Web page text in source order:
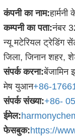
कंपनी का नाम:
कम्पनी का पता:नंबर
न्यू मटेरियल ट्रेडिंग
जिला, जिनान शहर,
संपर्क करना:बेंजामिन
मेष युआन+86-
संपर्क संख्या:+86-
ईमेल:
फेसबुक:https://